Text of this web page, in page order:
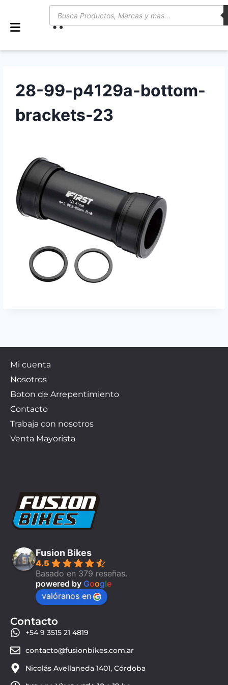
28-99-p4129a-bottom-
brackets-23
Mi cuenta
Nosotros
Boton de Arrepentimiento
Contacto
Trabaja con nosotros
Venta Mayorista
Fusion Bikes
4.5
Basado en 379 reseñas.
powered by Google
valóranos en
Contacto
+54 9 3515 21 4819
contacto@fusionbikes.com.ar
Nicolás Avellaneda 1401, Córdoba